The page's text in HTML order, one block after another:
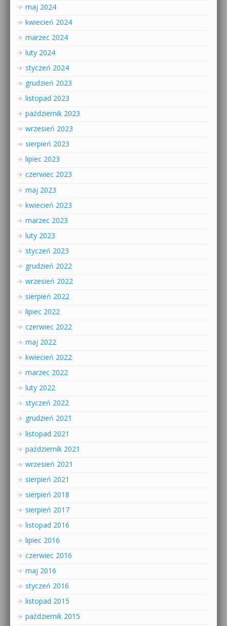
maj 2024
kwiecień 2024
marzec 2024
luty 2024
styczeń 2024
grudzień 2023
listopad 2023
październik 2023
wrzesień 2023
sierpień 2023
lipiec 2023
czerwiec 2023
maj 2023
kwiecień 2023
marzec 2023
luty 2023
styczeń 2023
grudzień 2022
wrzesień 2022
sierpień 2022
lipiec 2022
czerwiec 2022
maj 2022
kwiecień 2022
marzec 2022
luty 2022
styczeń 2022
grudzień 2021
listopad 2021
październik 2021
wrzesień 2021
sierpień 2021
sierpień 2018
sierpień 2017
listopad 2016
lipiec 2016
czerwiec 2016
maj 2016
styczeń 2016
listopad 2015
październik 2015